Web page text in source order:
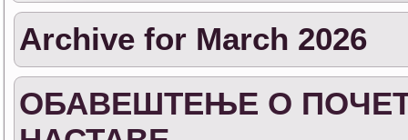
Archive for March 2026
ОБАВЕШТЕЊЕ О